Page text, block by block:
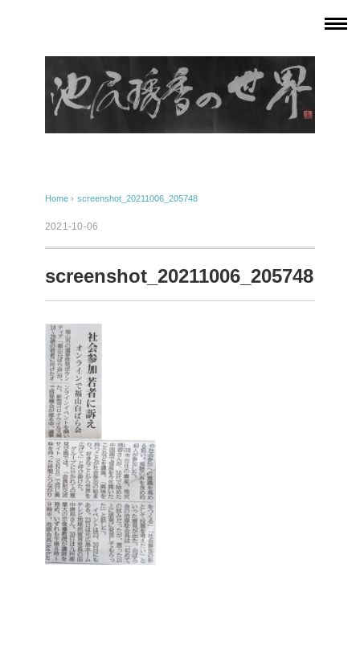
Home › screenshot_20211006_205748
2021-10-06
screenshot_20211006_205748